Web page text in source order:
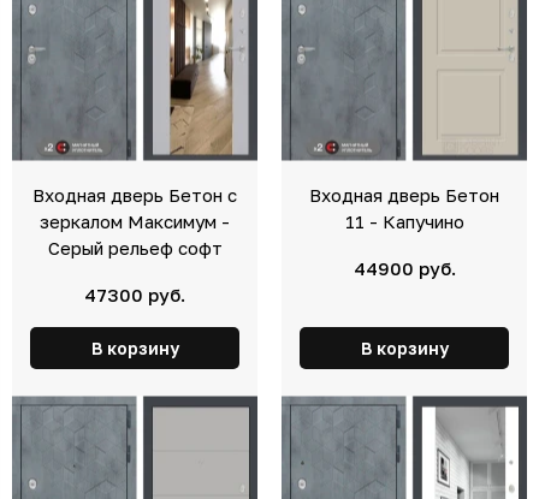
Входная дверь Бетон с
зеркалом Максимум -
Серый рельеф софт
47300 руб.
В корзину
Входная дверь Бетон
11 - Капучино
44900 руб.
В корзину